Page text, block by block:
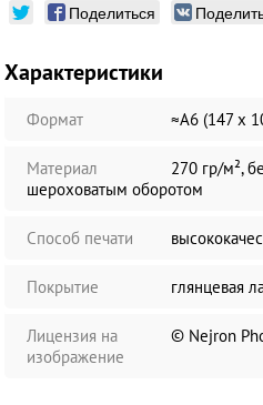
Поделиться
Характеристики
Формат ≈А6 (147 х
Материал
270 гр/м²,
шероховатым оборотом
Способ печати
Покрытие глянцевая
Лицензия на
изображение
© Nejron